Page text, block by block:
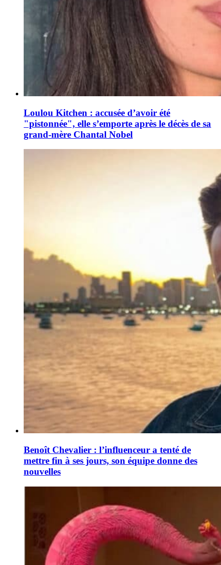
Loulou Kitchen : accusée d’avoir été
"pistonnée", elle s’emporte après le décès de sa
grand-mère Chantal Nobel
Benoît Chevalier : l’influenceur a tenté de
mettre fin à ses jours, son équipe donne des
nouvelles